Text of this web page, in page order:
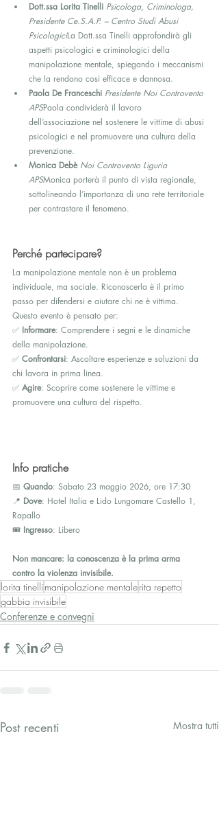
Dott.ssa Lorita Tinelli Psicologa, Criminologa,
Presidente Ce.S.A.P. – Centro Studi Abusi
PsicologiciLa Dott.ssa Tinelli approfondirà gli
aspetti psicologici e criminologici della
manipolazione mentale, spiegando i meccanismi
che la rendono così efficace e dannosa.
Paola De Franceschi Presidente Noi Controvento
APSPaola condividerà il lavoro
dell’associazione nel sostenere le vittime di abusi
psicologici e nel promuovere una cultura della
prevenzione.
Monica Debè Noi Controvento Liguria
APSMonica porterà il punto di vista regionale,
sottolineando l’importanza di una rete territoriale
per contrastare il fenomeno.
Perché partecipare?
La manipolazione mentale non è un problema
individuale, ma sociale. Riconoscerla è il primo
passo per difendersi e aiutare chi ne è vittima.
Questo evento è pensato per:
✅ Informare: Comprendere i segni e le dinamiche
della manipolazione.
✅ Confrontarsi: Ascoltare esperienze e soluzioni da
chi lavora in prima linea.
✅ Agire: Scoprire come sostenere le vittime e
promuovere una cultura del rispetto.
Info pratiche
📅 Quando: Sabato 23 maggio 2026, ore 17:30
📍 Dove: Hotel Italia e Lido Lungomare Castello 1,
Rapallo
🎟 Ingresso: Libero
Non mancare: la conoscenza è la prima arma
contro la violenza invisibile.
lorita tinelli manipolazione mentalerita repetto
gabbia invisibile
Conferenze e convegni
Post recenti Mostra tutti